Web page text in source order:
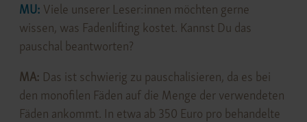
MU: Viele unserer Leser:innen möchten gerne
wissen, was Fadenlifting kostet. Kannst Du das
pauschal beantworten?
MA: Das ist schwierig zu pauschalisieren, da es bei
den monofilen Fäden auf die Menge der verwendeten
Fäden ankommt. In etwa ab 350 Euro pro behandelte